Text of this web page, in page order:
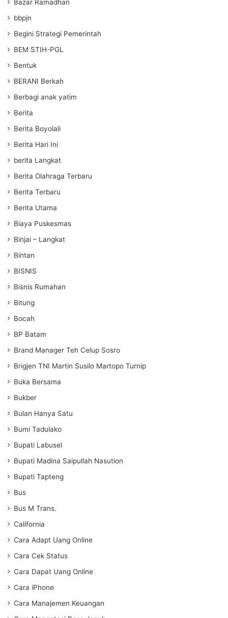
Bazar Ramadhan
bbpjn
Begini Strategi Pemerintah
BEM STIH-PGL
Bentuk
BERANI Berkah
Berbagi anak yatim
Berita
Berita Boyolali
Berita Hari Ini
berita Langkat
Berita Olahraga Terbaru
Berita Terbaru
Berita Utama
Biaya Puskesmas
Binjai – Langkat
Bintan
BISNIS
Bisnis Rumahan
Bitung
Bocah
BP Batam
Brand Manager Teh Celup Sosro
Brigjen TNI Martin Susilo Martopo Turnip
Buka Bersama
Bukber
Bulan Hanya Satu
Bumi Tadulako
Bupati Labusel
Bupati Madina Saipullah Nasution
Bupati Tapteng
Bus
Bus M Trans.
California
Cara Adapt Uang Online
Cara Cek Status
Cara Dapat Uang Online
Cara iPhone
Cara Manajemen Keuangan